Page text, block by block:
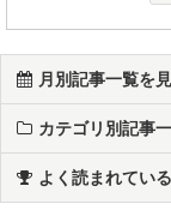
月別記事一覧を
カテゴリ別記事
よく読まれてい